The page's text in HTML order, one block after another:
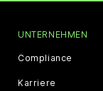
UNTERNEHMEN
Compliance
Karriere